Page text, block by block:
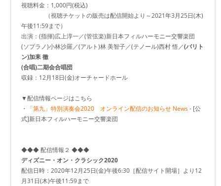
視聴料金：1,000円(税込)
（視聴チケットの販売は配信開始より～2021年3月25日(木)
午後11:59まで）
出演：(指揮)広上淳一／(管弦楽)新日本フィルハーモニー交響楽団
(ソプラノ)小林沙羅／(アルト)林 美智子／(テノール)西村 悟／(バリト
ン)加耒 徹
(合唱)二期会合唱団
収録：12月18日(金)オーチャードホール
▼配信情報ページはこちら
・
「第九」特別演奏会2020 オンライン配信のお知らせ News- [公
式]新日本フィルハーモニー交響楽団
◆◆◆ 配信情報２ ◆◆◆
ディズニー・オン・クラシック2020
配信日時：2020年12月25日(金)午後6:30［配信サイト開場］より12
月31日(木)午後11:59まで